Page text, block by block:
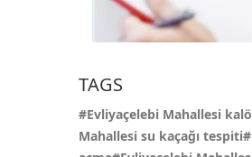
TAGS
#Evliyaçelebi Mahallesi
Mahallesi su kaçağı